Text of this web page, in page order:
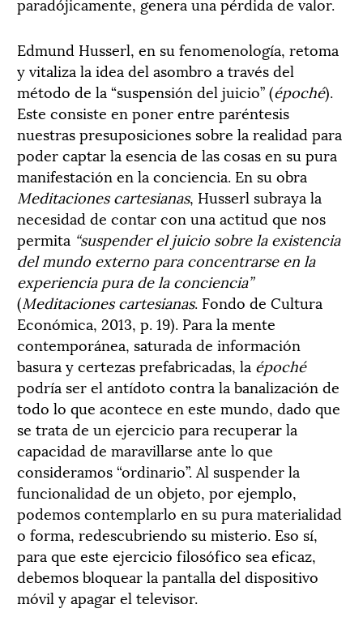
Edmund Husserl, en su fenomenología, retoma
y vitaliza la idea del asombro a través del
método de la “suspensión del juicio” (époché).
Este consiste en poner entre paréntesis
nuestras presuposiciones sobre la realidad para
poder captar la esencia de las cosas en su pura
manifestación en la conciencia. En su obra
Meditaciones cartesianas, Husserl subraya la
necesidad de contar con una actitud que nos
permita “suspender el juicio sobre la existencia
del mundo externo para concentrarse en la
experiencia pura de la conciencia”
(Meditaciones cartesianas. Fondo de Cultura
Económica, 2013, p. 19). Para la mente
contemporánea, saturada de información
basura y certezas prefabricadas, la époché
podría ser el antídoto contra la banalización de
todo lo que acontece en este mundo, dado que
se trata de un ejercicio para recuperar la
capacidad de maravillarse ante lo que
consideramos “ordinario”. Al suspender la
funcionalidad de un objeto, por ejemplo,
podemos contemplarlo en su pura materialidad
o forma, redescubriendo su misterio. Eso sí,
para que este ejercicio filosófico sea eficaz,
debemos bloquear la pantalla del dispositivo
móvil y apagar el televisor.